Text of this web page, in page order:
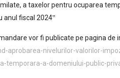
a taxelor pentru ocuparea
anul fiscal 2024‟
vor fi publicate pe pagina de
aprobarea-nivelurilor-valorilor-
temporara-a-domeniului-public-